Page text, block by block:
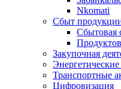
Nkomati
Сбыт
Сбытовая
Закупочная
Транспортные
Цифровизация